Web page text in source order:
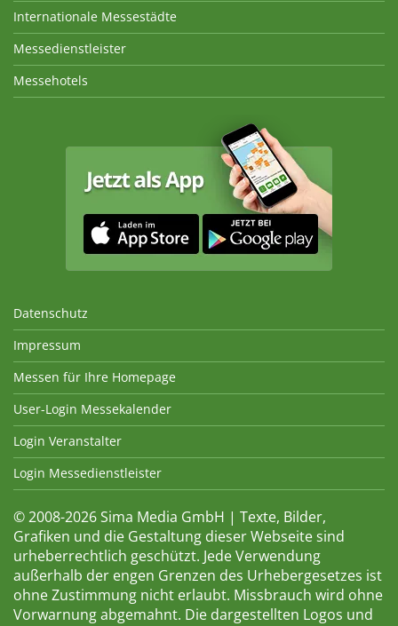
Internationale Messestädte
Messedienstleister
Messehotels
Datenschutz
Impressum
Messen für Ihre Homepage
User-Login Messekalender
Login Veranstalter
Login Messedienstleister
© 2008-2026 Sima Media GmbH | Texte, Bilder,
Grafiken und die Gestaltung dieser Webseite sind
urheberrechtlich geschützt. Jede Verwendung
außerhalb der engen Grenzen des Urhebergesetzes ist
ohne Zustimmung nicht erlaubt. Missbrauch wird ohne
Vorwarnung abgemahnt. Die dargestellten Logos und